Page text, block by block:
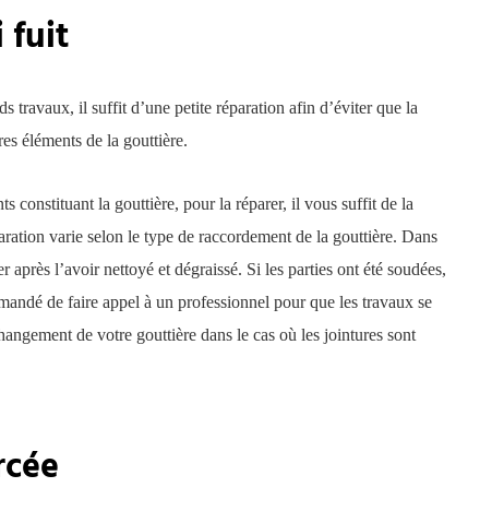
fuit
travaux, il suffit d’une petite réparation afin d’éviter que la
éléments de la gouttière.
constituant la gouttière, pour la réparer, il vous suffit de la
varie selon le type de raccordement de la gouttière. Dans
l’avoir nettoyé et dégraissé. Si les parties ont été soudées,
de faire appel à un professionnel pour que les travaux se
de votre gouttière dans le cas où les jointures sont